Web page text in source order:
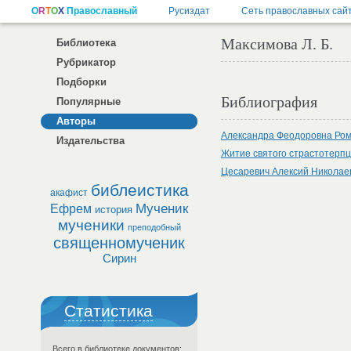
Библиотека
Рубрикатор
Подборки
Популярные
Авторы
Издательства
акафист библеистика
Ефрем история Мученик
мученики преподобный
священномученик
Сирин
Статистика
Всего в библиотеке документов:
Максимова Л. Б.
Библиография
Александра Феодоровна
Житие святого
Цесаревич Алексий